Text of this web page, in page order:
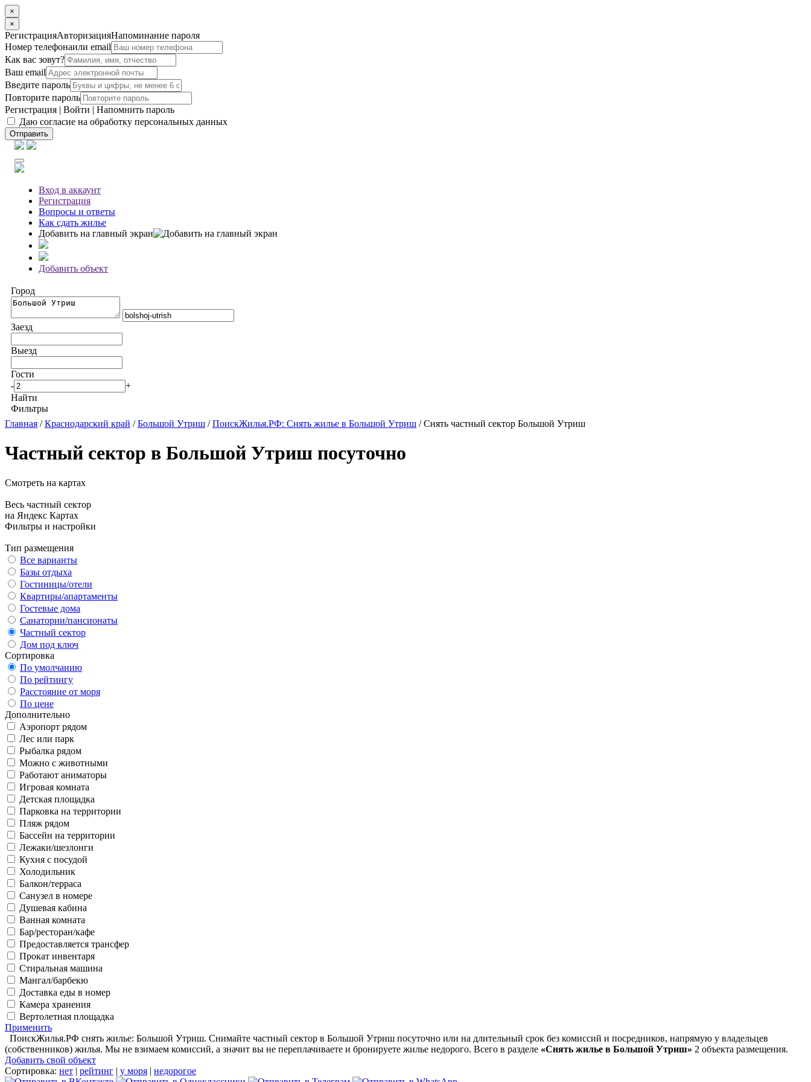
×
×
РегистрацияАвторизацияНапоминание пароля
Номер телефонаили email
Как вас зовут?
Ваш email
Введите пароль
Повторите пароль
Регистрация | Войти | Напомнить пароль
Даю согласие на обработку персональных данных
Отправить
Вход в аккаунт
Регистрация
Вопросы и ответы
Как сдать жилье
Добавить на главный экран
Добавить объект
Город
Заезд
Выезд
Гости
-
+
Найти
Фильтры
Главная /Краснодарский край /Большой Утриш /ПоискЖилья.РФ: Снять жилье в Большой Утриш / Снять частный сектор Большой Утриш
Частный сектор в Большой Утриш посуточно
Смотреть на картах
Весь частный сектор
на Яндекс Картах
Фильтры и настройки
Тип размещения
Все варианты
Базы отдыха
Гостиницы/отели
Квартиры/апартаменты
Гостевые дома
Санатории/пансионаты
Частный сектор
Дом под ключ
Сортировка
По умолчанию
По рейтингу
Расстояние от моря
По цене
Дополнительно
Аэропорт рядом
Лес или парк
Рыбалка рядом
Можно с животными
Работают аниматоры
Игровая комната
Детская площадка
Парковка на территории
Пляж рядом
Бассейн на территории
Лежаки/шезлонги
Кухня с посудой
Холодильник
Балкон/терраса
Санузел в номере
Душевая кабина
Ванная комната
Бар/ресторан/кафе
Предоставляется трансфер
Прокат инвентаря
Стиральная машина
Мангал/барбекю
Доставка еды в номер
Камера хранения
Вертолетная площадка
Применить
ПоискЖилья.РФ снять жилье: Большой Утриш. Снимайте частный сектор в Большой Утриш посуточно или на длительный срок без комиссий и посредников, напрямую у владельцев
(собственников) жилья. Мы не взимаем комиссий, а значит вы не переплачиваете и бронируете жилье недорого. Всего в разделе «Снять жилье в Большой Утриш» 2 объекта размещения.
Добавить свой объект
Сортировка: нет | рейтинг | у моря | недорогое